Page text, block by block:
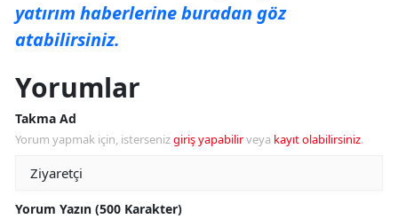
yatırım haberlerine buradan göz
atabilirsiniz.
Yorumlar
Takma Ad
Yorum yapmak için, istersenizgiriş yapabilirveya kayıt olabilirsiniz.
Yorum Yazın (500 Karakter)